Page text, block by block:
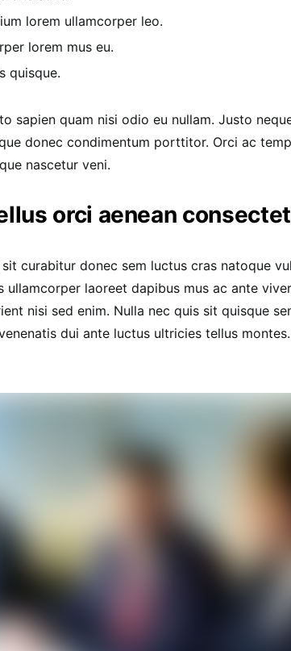
lorem ullamcorper leo.
lorem mus eu.
quisque.
sapien quam nisi odio eu nullam. Justo
donec condimentum porttitor. Orci ac
nascetur veni.
orci aenean
curabitur donec sem luctus cras natoque
laoreet dapibus mus ac ante
nisi sed enim. Nulla nec quis sit quisque
dui ante luctus ultricies tellus